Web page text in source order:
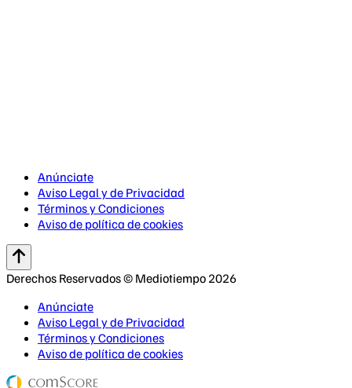
Anúnciate
Aviso Legal y de Privacidad
Términos y Condiciones
Aviso de política de cookies
Derechos Reservados © Mediotiempo 2026
Anúnciate
Aviso Legal y de Privacidad
Términos y Condiciones
Aviso de política de cookies